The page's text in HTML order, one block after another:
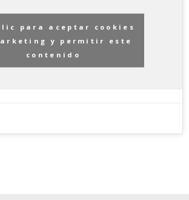
para aceptar cookies
y permitir este
contenido